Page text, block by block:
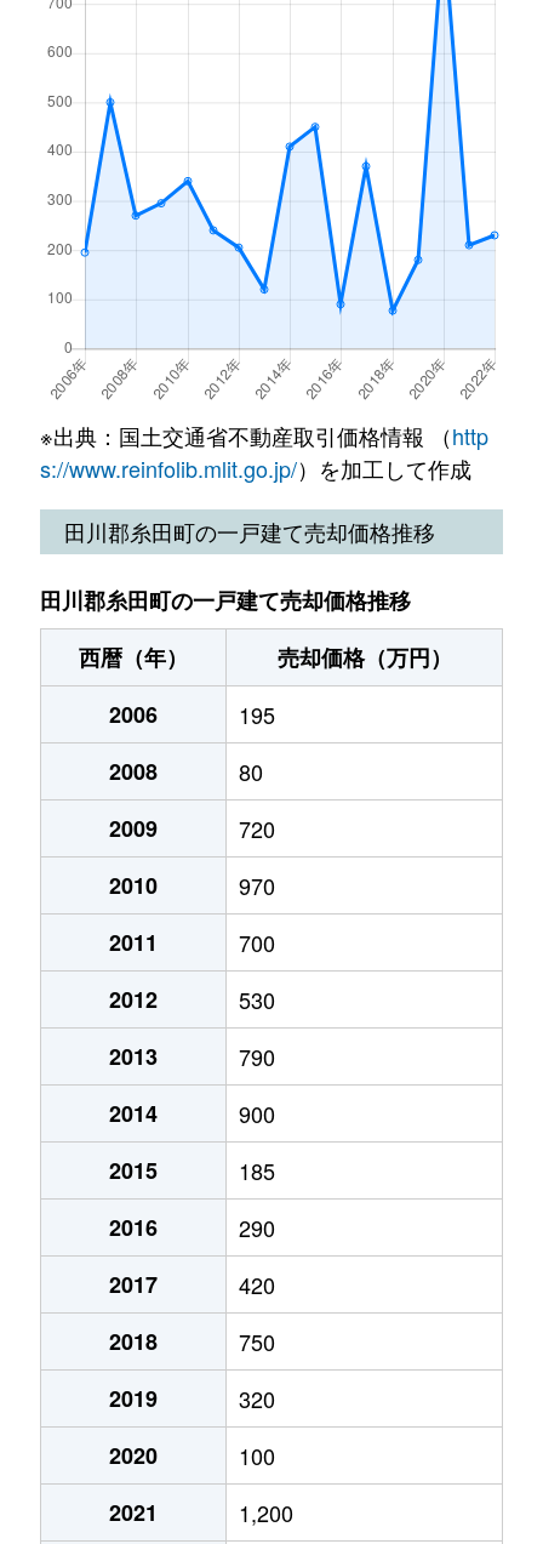
※出典：国土交通省不動産取引価格情報 （http
s://www.reinfolib.mlit.go.jp/）を加工して作成
田川郡糸田町の一戸建て売却価格推移
田川郡糸田町の一戸建て売却価格推移
西暦（年）
売却価格（万円）
2006
195
2008
80
2009
720
2010
970
2011
700
2012
530
2013
790
2014
900
2015
185
2016
290
2017
420
2018
750
2019
320
2020
100
2021
1,200